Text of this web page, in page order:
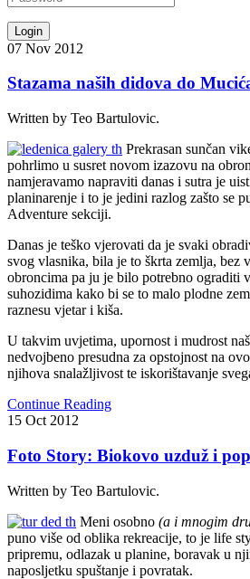
07 Nov 2012
Stazama naših didova do
Written by Teo Bartulovic.
Prekrasan sunčan
pohrlimo u susret novom izazovu na
namjeravamo napraviti danas i sutra je
planinarenje i to je jedini razlog zašto se
Adventure sekciji.
Danas je teško vjerovati da je svaki
svog vlasnika, bila je to škrta zemlja, bez
obroncima pa ju je bilo potrebno ograditi
suhozidima kako bi se to malo plodne
raznesu vjetar i kiša.
U takvim uvjetima, upornost i mudrost
nedvojbeno presudna za opstojnost na
njihova snalažljivost te iskorištavanje
Continue Reading
15 Oct 2012
Foto Story: Biokovo uzduž i
Written by Teo Bartulovic.
Meni osobno (a i mnogim
puno više od oblika rekreacije, to je life
pripremu, odlazak u planine, boravak u
naposljetku spuštanje i povratak.